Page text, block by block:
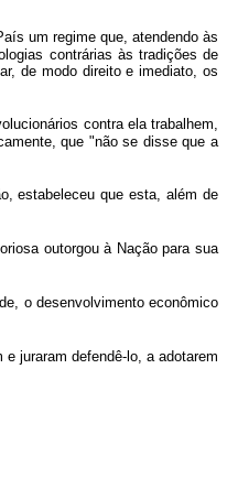
um regime que, atendendo às
contrárias às tradições de
de modo direito e imediato, os
contra ela trabalhem,
que "não se disse que a
estabeleceu que esta, além de
outorgou à Nação para sua
o desenvolvimento econômico
juraram defendê-lo, a adotarem